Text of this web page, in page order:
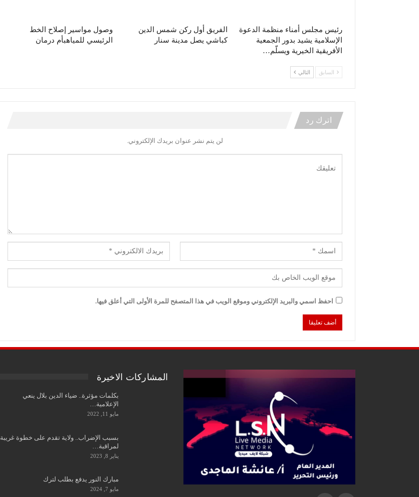
رئيس مجلس أمناء منظمة الدعوة
الإسلامية يشيد بدور الجمعية
الأفريقية الخيرية ويسلّم…
الفريق أول ركن شمس الدين
كباشي يصل مدينة سنار
وصول مواسير إصلاح الخط
الرئيسي للمياهبأم درمان
السابق التالي
اترك رد
لن يتم نشر عنوان بريدك الإلكتروني.
احفظ اسمي والبريد الإلكتروني وموقع الويب في هذا المتصفح للمرة الأولى التي أعلق فيها.
المشاركات الاخيرة
بكلمات مؤثرة.. ضياء الدين بلال ينعي
الإعلامية…
مايو 11, 2022
بسبب الإضراب.. ولاية تقدم على خطوة غريبة
لمراقبة…
يناير 8, 2023
مبارك النور يدفع بطلب لترك
مايو 7, 2024